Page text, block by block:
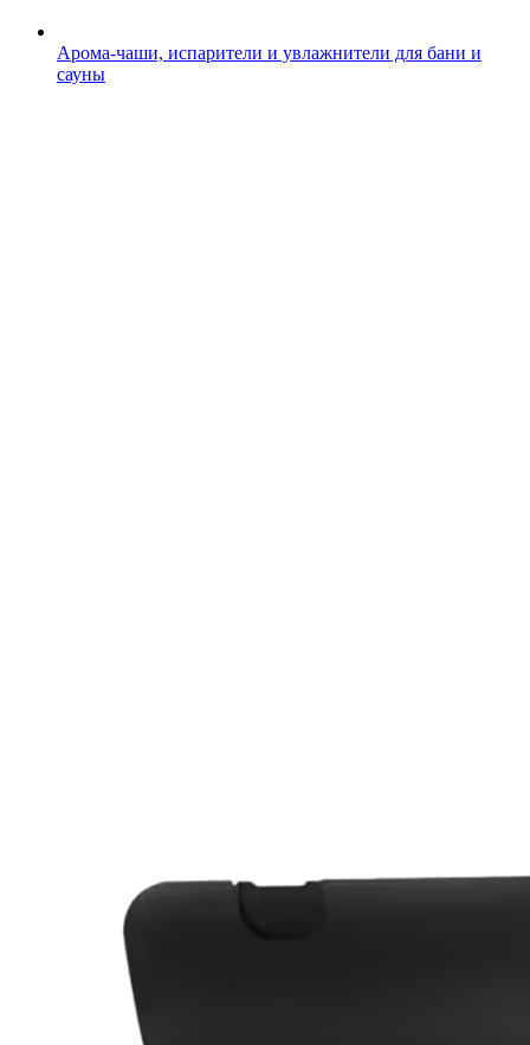
Арома-чаши, испарители и увлажнители для бани и
сауны